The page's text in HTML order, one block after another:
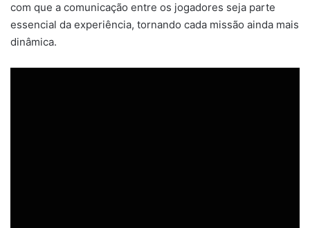
com que a comunicação entre os jogadores seja parte
essencial da experiência, tornando cada missão ainda mais
dinâmica.